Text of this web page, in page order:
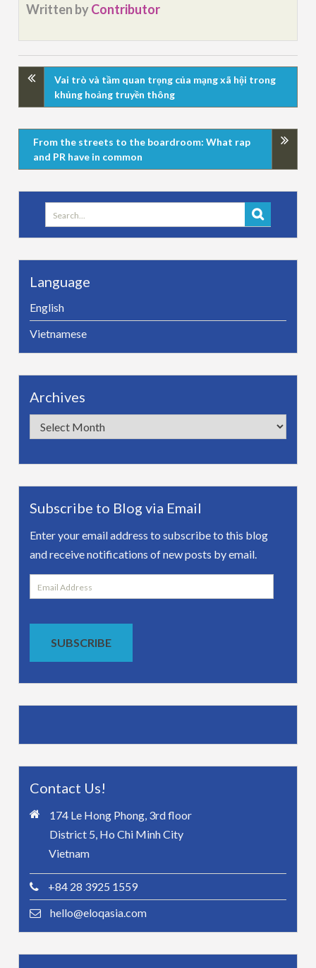
Written byContributor
Vai trò và tầm quan trọng của mạng xã hội trong
khủng hoảng truyền thông
From the streets to the boardroom: What rap
and PR have in common
Search
for:
Language
English
Vietnamese
Archives
Archives
Subscribe to Blog via Email
Enter your email address to subscribe to this blog
and receive notifications of new posts by email.
Email
Address
SUBSCRIBE
Contact Us!
174 Le Hong Phong, 3rd floor
District 5, Ho Chi Minh City
Vietnam
+84 28 3925 1559
hello@eloqasia.com